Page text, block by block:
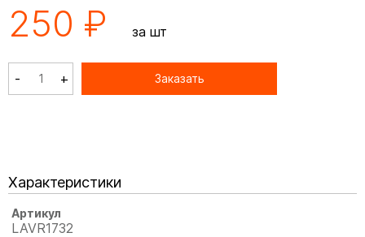
250 ₽ за шт
- + Заказать
Характеристики
Артикул
LAVR1732